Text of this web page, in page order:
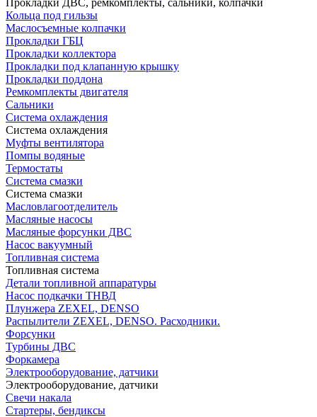
Прокладки ДВС, ремкомплекты, сальники, колпачки
Кольца под гильзы
Маслосъемные колпачки
Прокладки ГБЦ
Прокладки коллектора
Прокладки под клапанную крышку
Прокладки поддона
Ремкомплекты двигателя
Сальники
Система охлаждения
Система охлаждения
Муфты вентилятора
Помпы водяные
Термостаты
Система смазки
Система смазки
Масловлагоотделитель
Масляные насосы
Масляные форсунки ДВС
Насос вакуумный
Топливная система
Топливная система
Детали топливной аппаратуры
Насос подкачки ТНВД
Плунжера ZEXEL, DENSO
Распылители ZEXEL, DENSO. Расходники.
Форсунки
Турбины ДВС
Форкамера
Электрооборудование, датчики
Электрооборудование, датчики
Свечи накала
Стартеры, бендиксы